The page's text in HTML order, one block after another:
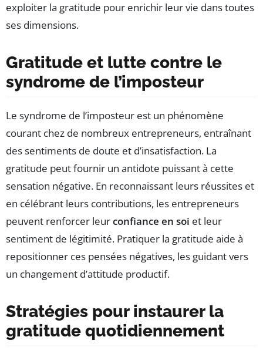
exploiter la gratitude pour enrichir leur vie dans toutes
ses dimensions.
Gratitude et lutte contre le
syndrome de l’imposteur
Le syndrome de l’imposteur est un phénomène
courant chez de nombreux entrepreneurs, entraînant
des sentiments de doute et d’insatisfaction. La
gratitude peut fournir un antidote puissant à cette
sensation négative. En reconnaissant leurs réussites et
en célébrant leurs contributions, les entrepreneurs
peuvent renforcer leurconfiance en soi et leur
sentiment de légitimité. Pratiquer la gratitude aide à
repositionner ces pensées négatives, les guidant vers
un changement d’attitude productif.
Stratégies pour instaurer la
gratitude quotidiennement